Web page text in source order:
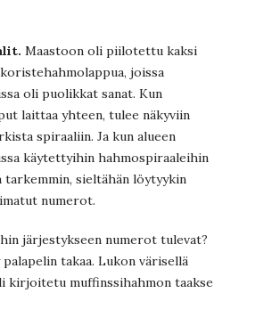
Maastoon oli piilotettu kaksi
joissa
oli puolikkat sanat. Kun
laittaa yhteen, tulee näkyviin
spiraaliin. Ja kun alueen
käytettyihin hahmospiraaleihin
tarkemmin, sieltähän löytyykin
numerot.
järjestykseen numerot tulevat?
palapelin takaa. Lukon värisellä
kirjoitetu muffinssihahmon taakse